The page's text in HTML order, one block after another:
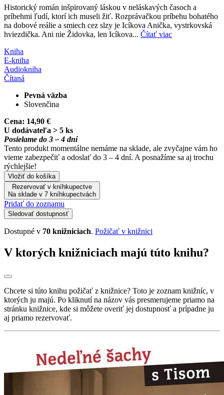
Historický román inšpirovaný láskou v neláskavých časoch a
príbehmi ľudí, ktorí ich museli žiť. Rozprávačkou príbehu bohatého
na dobové reálie a smiech cez slzy je Icíkova Anička, vystrkovská
hviezdička. Ani nie Židovka, len Icíkova... Čítať viac
Kniha
E-kniha
Audiokniha
Čítaná
Pevná väzba
Slovenčina
Cena: 14,90 €
U dodávateľa > 5 ks
Posielame do 3 – 4 dní
Tento produkt momentálne nemáme na sklade, ale zvyčajne vám ho
vieme zabezpečiť a odoslať do 3 – 4 dní. A posnažíme sa aj trochu
rýchlejšie!
Vložiť do košíka
Rezervovať v kníhkupectve
Na sklade v 7 kníhkupectvách
Pridať do zoznamu
Sledovať dostupnosť
Dostupné v 70 knižniciach. Požičať v knižnici
V ktorých knižniciach majú túto knihu?
Chcete si túto knihu požičať z knižnice? Toto je zoznam knižníc, v
ktorých ju majú. Po kliknutí na názov vás presmerujeme priamo na
stránku knižnice, kde si môžete overiť jej dostupnosť a prípadne ju
aj priamo rezervovať.